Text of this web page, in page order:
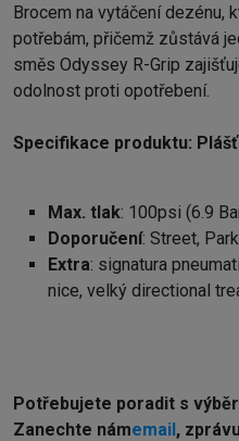
Brocem na vytáčení dezénu,
potřebám, přičemž zůstává
směs Odyssey R-Grip
odolnost proti opotřebení.
Specifikace produktu: Plášť
Max. tlak: 100psi (6.9
Doporučení: Street,
Extra: signatura
nice, velký directional
Potřebujete poradit s
Zanechte námemail,